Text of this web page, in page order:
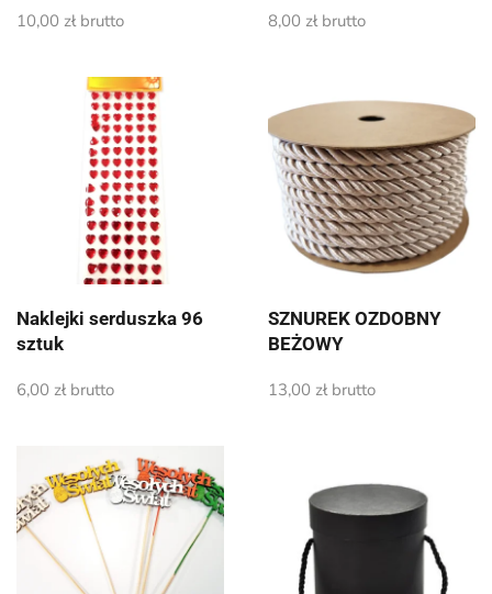
10,00 złbrutto 8,00 złbrutto
Naklejki serduszka 96
sztuk
6,00 złbrutto
SZNUREK OZDOBNY
BEŻOWY
13,00 złbrutto